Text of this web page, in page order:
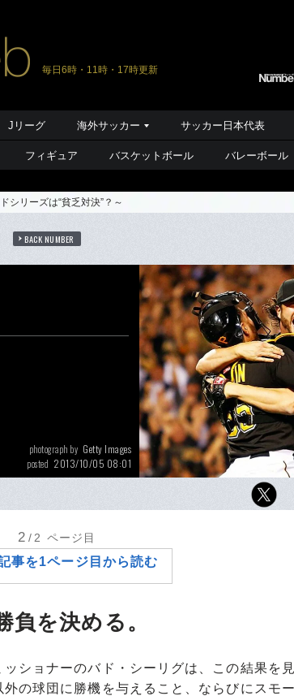
毎日6時・11時・17時更新
Jリーグ 海外サッカー サッカー日本代表
フィギュア バスケットボール バレーボール
シリーズは“貧乏対決”？～
BACK NUMBER
photograph by Getty Images
posted 2013/10/05 08:01
21年ぶりのプレーオフ進出を
2 /2 ページ目
事を1ページ目から読む
負を決める。
ショナーのバド・シーリグは、この結果を
の球団に勝機を与えること、ならびにスモ